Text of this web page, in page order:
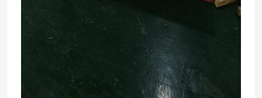
चिकित्सा उपकरण उपभोज्य